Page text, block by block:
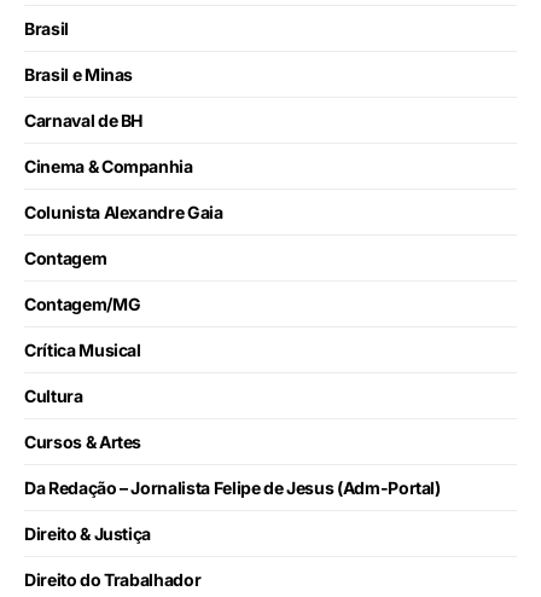
Brasil
Brasil e Minas
Carnaval de BH
Cinema & Companhia
Colunista Alexandre Gaia
Contagem
Contagem/MG
Crítica Musical
Cultura
Cursos & Artes
Da Redação – Jornalista Felipe de Jesus (Adm-Portal)
Direito & Justiça
Direito do Trabalhador